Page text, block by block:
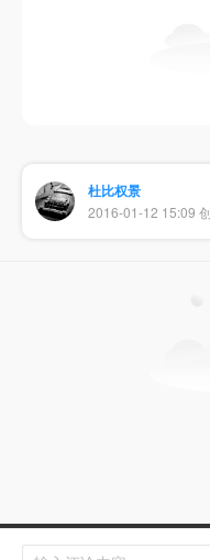
杜比权景
2016-01-12 15:09
Copyright © 扬州